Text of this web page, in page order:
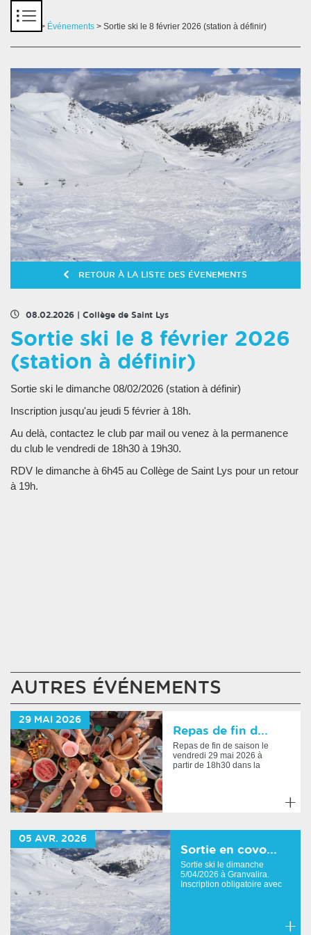
> Événements > Sortie ski le 8 février 2026 (station à définir)
RETOUR À LA LISTE DES ÉVENEMENTS
08.02.2026 Collège de Saint Lys
Sortie ski le 8 février 2026
(station à définir)
Sortie ski le dimanche 08/02/2026 (station à définir)
Inscription jusqu'au jeudi 5 février à 18h.
Au delà, contactez le club par mail ou venez à la permanence
du club le vendredi de 18h30 à 19h30.
RDV le dimanche à 6h45 au Collège de Saint Lys pour un retour
à 19h.
AUTRES ÉVÉNEMENTS
29 MAI 2026
Repas de fin d...
Repas de fin de saison le
vendredi 29 mai 2026 à
partir de 18h30 dans la
savoir
05 AVR. 2026
Sortie en covo...
Sortie ski le dimanche
5/04/2026 à Granvalira.
Inscription obligatoire avec